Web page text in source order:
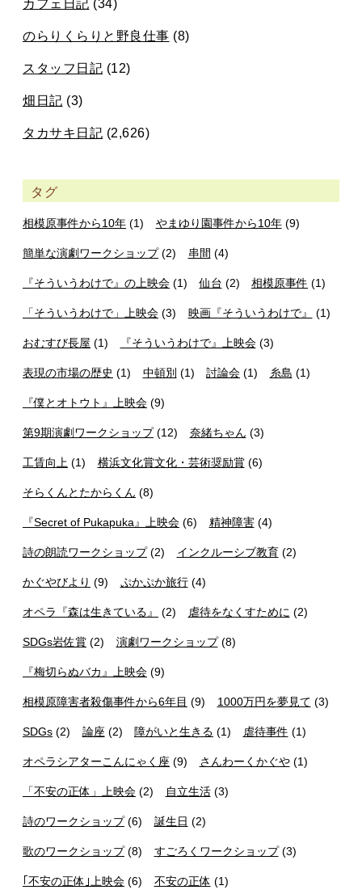
カフェ日記 (34)
のらりくらりと野良仕事 (8)
スタッフ日記 (12)
畑日記 (3)
タカサキ日記 (2,626)
タグ
相模原事件から10年 (1) やまゆり園事件から10年(9)
簡単な演劇ワークショップ(2) 串間 (4)
『そういうわけで』の上映会 (1) 仙台 (2) 相模原事件 (1)
「そういうわけで」上映会 (3) 映画『そういうわけで』 (1)
おむすび長屋 (1) 『そういうわけで』上映会(3)
表現の市場の歴史 (1) 中頓別 (1) 討論会 (1) 糸島 (1)
『僕とオトウト』上映会 (9)
第9期演劇ワークショップ(12) 奈緒ちゃん (3)
工賃向上 (1) 横浜文化賞文化・芸術奨励賞(6)
そらくんとたからくん (8)
『Secret of Pukapuka』上映会 (6) 精神障害(4)
詩の朗読ワークショップ(2) インクルーシブ教育(2)
かぐやびより (9) ぷかぷか旅行(4)
オペラ『森は生きている』 (2) 虐待をなくすために (2)
SDGs岩佐賞 (2) 演劇ワークショップ(8)
『梅切らぬバカ』上映会 (9)
相模原障害者殺傷事件から6年目 (9) 1000万円を夢見て (3)
SDGs (2) 論座 (2) 障がいと生きる (1) 虐待事件 (1)
オペラシアターこんにゃく座 (9) さんわーくかぐや(1)
「不安の正体」上映会 (2) 自立生活(3)
詩のワークショップ(6) 誕生日 (2)
歌のワークショップ(8) すごろくワークショップ(3)
｢不安の正体｣上映会 (6) 不安の正体 (1)